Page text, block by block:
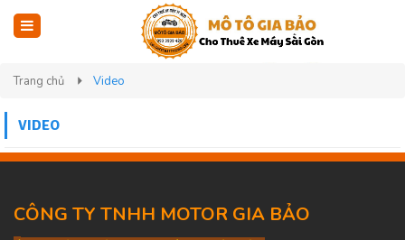
Trang chủ Video
VIDEO
CÔNG TY TNHH MOTOR GIA BẢO